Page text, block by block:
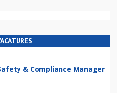
& Compliance Manager